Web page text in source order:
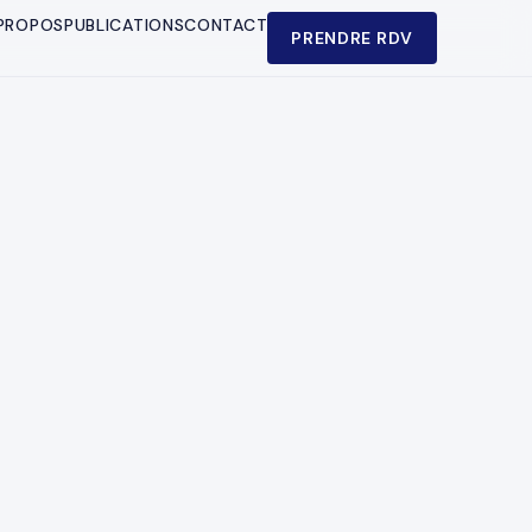
PUBLICATIONSCONTACT
PRENDRE RDV